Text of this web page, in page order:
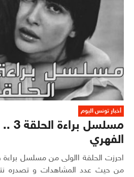
أخبار تونس اليوم
الفهري
احرزت الحلقة االولى من مسلسل براءة
من حيث عدد المشاهدات و تصدره